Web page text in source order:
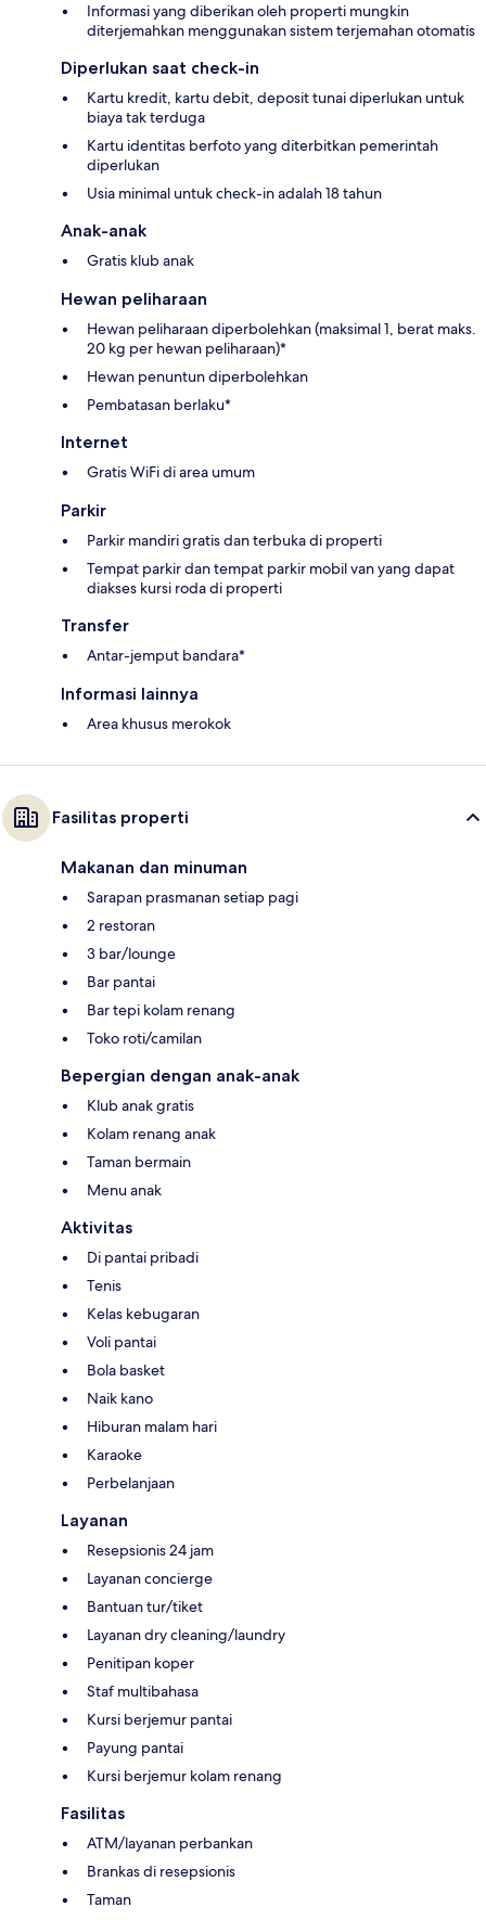
Informasi yang diberikan oleh properti mungkin
diterjemahkan menggunakan sistem terjemahan otomatis
Diperlukan saat check-in
Kartu kredit, kartu debit, deposit tunai diperlukan untuk
biaya tak terduga
Kartu identitas berfoto yang diterbitkan pemerintah
diperlukan
Usia minimal untuk check-in adalah 18 tahun
Anak-anak
Gratis klub anak
Hewan peliharaan
Hewan peliharaan diperbolehkan (maksimal 1, berat maks.
20 kg per hewan peliharaan)*
Hewan penuntun diperbolehkan
Pembatasan berlaku*
Internet
Gratis WiFi di area umum
Parkir
Parkir mandiri gratis dan terbuka di properti
Tempat parkir dan tempat parkir mobil van yang dapat
diakses kursi roda di properti
Transfer
Antar-jemput bandara*
Informasi lainnya
Area khusus merokok
Fasilitas properti
Makanan dan minuman
Sarapan prasmanan setiap pagi
2 restoran
3 bar/lounge
Bar pantai
Bar tepi kolam renang
Toko roti/camilan
Bepergian dengan anak-anak
Klub anak gratis
Kolam renang anak
Taman bermain
Menu anak
Aktivitas
Di pantai pribadi
Tenis
Kelas kebugaran
Voli pantai
Bola basket
Naik kano
Hiburan malam hari
Karaoke
Perbelanjaan
Layanan
Resepsionis 24 jam
Layanan concierge
Bantuan tur/tiket
Layanan dry cleaning/laundry
Penitipan koper
Staf multibahasa
Kursi berjemur pantai
Payung pantai
Kursi berjemur kolam renang
Fasilitas
ATM/layanan perbankan
Brankas di resepsionis
Taman